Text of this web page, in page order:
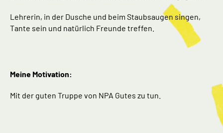
Lehrerin, in der Dusche und beim Staubsaugen singen,
Tante sein und natürlich Freunde treffen.
Meine Motivation:
Mit der guten Truppe von NPA Gutes zu tun.